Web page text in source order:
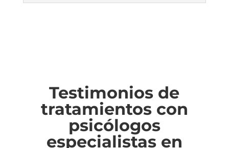
Testimonios de
tratamientos con
psicólogos
especialistas en